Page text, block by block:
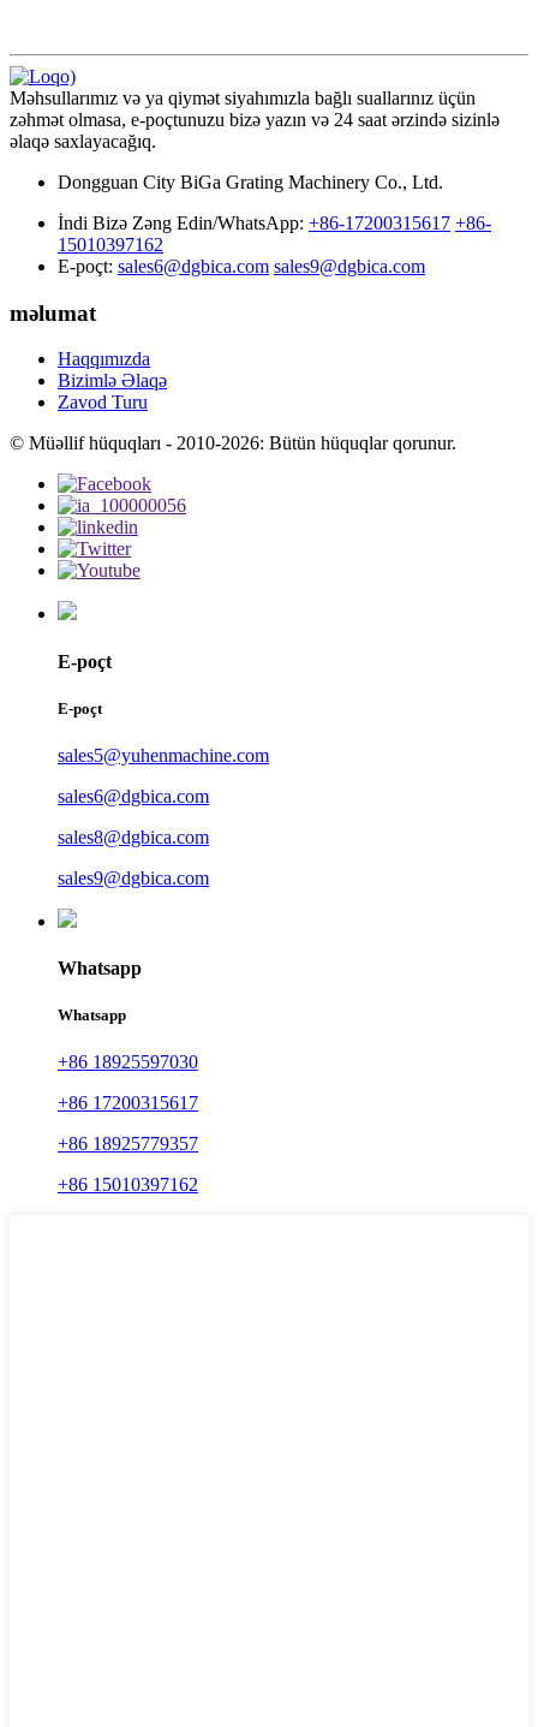
Məhsullarımız və ya qiymət siyahımızla bağlı suallarınız üçün
zəhmət olmasa, e-poçtunuzu bizə yazın və 24 saat ərzində sizinlə
əlaqə saxlayacağıq.
Dongguan City BiGa Grating Machinery Co., Ltd.
İndi Bizə Zəng Edin/WhatsApp: +86-17200315617 +86-
15010397162
E-poçt: sales6@dgbica.com sales9@dgbica.com
məlumat
Haqqımızda
Bizimlə Əlaqə
Zavod Turu
© Müəllif hüquqları - 2010-2026: Bütün hüquqlar qorunur.
E-poçt
E-poçt
sales5@yuhenmachine.com
sales6@dgbica.com
sales8@dgbica.com
sales9@dgbica.com
Whatsapp
Whatsapp
+86 18925597030
+86 17200315617
+86 18925779357
+86 15010397162